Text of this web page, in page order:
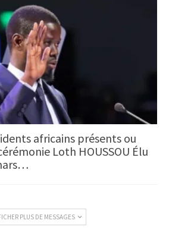
africains présents ou
Loth HOUSSOU Élu
PLUS DE MESSAGES